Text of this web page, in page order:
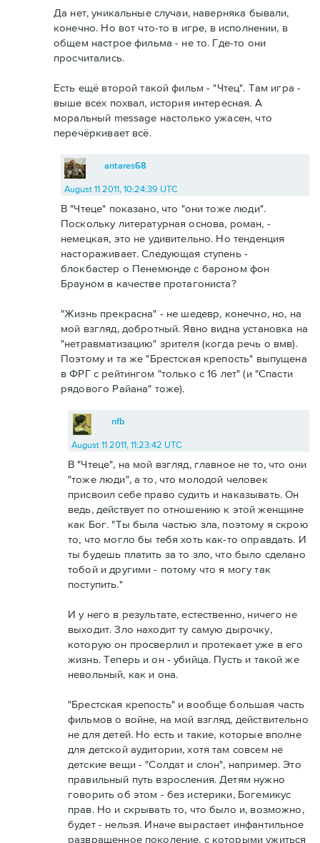
Да нет, уникальные случаи, наверняка бывали,
конечно. Но вот что-то в игре, в исполнении, в
общем настрое фильма - не то. Где-то они
просчитались.
Есть ещё второй такой фильм - "Чтец". Там игра -
выше всех похвал, история интересная. А
моральный message настолько ужасен, что
перечёркивает всё.
antares68
August 11 2011, 10:24:39 UTC
В "Чтеце" показано, что "они тоже люди".
Поскольку литературная основа, роман, -
немецкая, это не удивительно. Но тенденция
настораживает. Следующая ступень -
блокбастер о Пенемюнде с бароном фон
Брауном в качестве протагониста?
"Жизнь прекрасна" - не шедевр, конечно, но, на
мой взгляд, добротный. Явно видна установка на
"нетравматизацию" зрителя (когда речь о вмв).
Поэтому и та же "Брестская крепость" выпущена
в ФРГ с рейтингом "только с 16 лет" (и "Спасти
рядового Райана" тоже).
nfb
August 11 2011, 11:23:42 UTC
В "Чтеце", на мой взгляд, главное не то, что они
"тоже люди", а то, что молодой человек
присвоил себе право судить и наказывать. Он
ведь, действует по отношению к этой женщине
как Бог. "Ты была частью зла, поэтому я скрою
то, что могло бы тебя хоть как-то оправдать. И
ты будешь платить за то зло, что было сделано
тобой и другими - потому что я могу так
поступить."
И у него в результате, естественно, ничего не
выходит. Зло находит ту самую дырочку,
которую он просверлил и протекает уже в его
жизнь. Теперь и он - убийца. Пусть и такой же
невольный, как и она.
"Брестская крепость" и вообще большая часть
фильмов о войне, на мой взгляд, действительно
не для детей. Но есть и такие, которые вполне
для детской аудитории, хотя там совсем не
детские вещи - "Солдат и слон", например. Это
правильный путь взросления. Детям нужно
говорить об этом - без истерики, Богемикус
прав. Но и скрывать то, что было и, возможно,
будет - нельзя. Иначе вырастает инфантильное
развращенное поколение, с которыми ужиться